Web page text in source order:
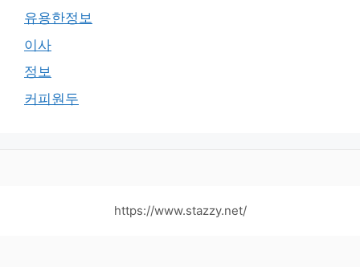
유용한정보
이사
정보
커피원두
https://www.stazzy.net/